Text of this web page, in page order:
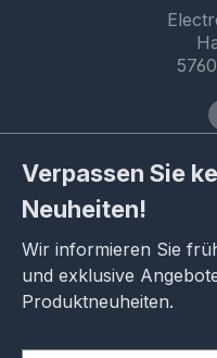
Verpassen Sie
Neuheiten!
Wir informieren Sie
und exklusive
Produktneuheiten.